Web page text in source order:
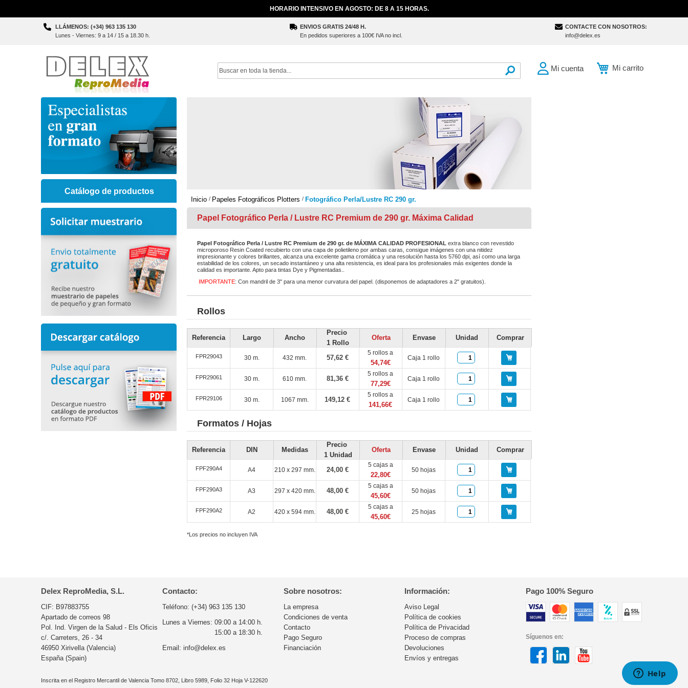
HORARIO INTENSIVO EN AGOSTO: DE 8 A 15 HORAS.
Skip
LLÁMENOS: (+34) 963 135 130
Lunes - Viernes: 9 a 14 / 15 a 18.30 h.
ENVIOS GRATIS 24/48 H.
En pedidos superiores a 100€ IVA no incl.
CONTACTE CON NOSOTROS:
info@delex.es
Mi carrito
Mi cuenta
Search
Inicio Papeles Fotográficos Plotters Fotográfico Perla/Lustre RC 290 gr.
Papel Fotográfico Perla / Lustre RC Premium de 290 gr. Máxima Calidad
Papel Fotográfico Perla / Lustre RC Premium de 290 gr. de MÁXIMA CALIDAD PROFESIONAL extra blanco con revestido
microporoso Resin Coated recubierto con una capa de polietileno por ambas caras, consigue imágenes con una nitidez
impresionante y colores brillantes, alcanza una excelente gama cromática y una resolución hasta los 5760 dpi, así como una larga
estabilidad de los colores, un secado instantáneo y una alta resistencia, es ideal para los profesionales más exigentes donde la
calidad es importante. Apto para tintas Dye y Pigmentadas..
IMPORTANTE: Con mandril de 3" para una menor curvatura del papel. (disponemos de adaptadores a 2" gratuitos).
Rollos
Referencia Largo Ancho
Precio
1 Rollo
Oferta Envase Unidad Comprar
FPR29043 30 m. 432 mm. 57,62 €
5 rollos a
54,74€
Caja 1 rollo
FPR29061 30 m. 610 mm. 81,36 €
5 rollos a
77,29€
Caja 1 rollo
FPR29106 30 m. 1067 mm. 149,12 €
5 rollos a
141,66€
Caja 1 rollo
Formatos / Hojas
Referencia DIN Medidas
Precio
1 Unidad
Oferta Envase Unidad Comprar
FPF290A4 A4 210 x 297 mm. 24,00 €
5 cajas a
22,80€
50 hojas
FPF290A3 A3 297 x 420 mm. 48,00 €
5 cajas a
45,60€
50 hojas
FPF290A2 A2 420 x 594 mm. 48,00 €
5 cajas a
45,60€
25 hojas
*Los precios no incluyen IVA
Catálogo de productos
Delex ReproMedia, S.L.
CIF: B97883755
Apartado de correos 98
Pol. Ind. Virgen de la Salud - Els Oficis
c/. Carreters, 26 - 34
46950 Xirivella (Valencia)
España (Spain)
Contacto:
Teléfono: (+34) 963 135 130
Lunes a Viernes: 09:00 a 14:00 h.
15:00 a 18:30 h.
Email: info@delex.es
Sobre nosotros:
La empresa
Condiciones de venta
Contacto
Pago Seguro
Financiación
Información:
Aviso Legal
Política de cookies
Política de Privacidad
Proceso de compras
Devoluciones
Envíos y entregas
Pago 100% Seguro
Síguenos en:
Inscrita en el Registro Mercantil de Valencia Tomo 8702, Libro 5989, Folio 32 Hoja V-122620